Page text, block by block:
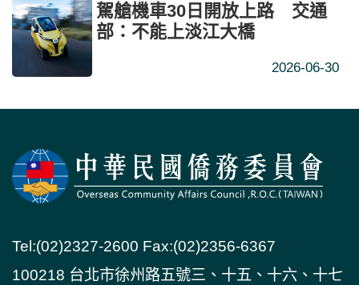
駕艙機車30日開放上路 交通
部：不能上淡江大橋
2026-06-30
Tel:(02)2327-2600 Fax:(02)2356-6367
100218 台北市徐州路五號三、十五、十六、十七